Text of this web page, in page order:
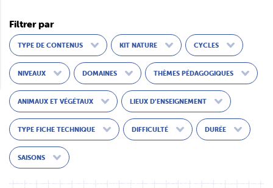
Filtrer par
TYPE DE CONTENUS KIT NATURE CYCLES
NIVEAUX DOMAINES THÈMES PÉDAGOGIQUES
ANIMAUX ET VÉGÉTAUX LIEUX D’ENSEIGNEMENT
TYPE FICHE TECHNIQUE DIFFICULTÉ DURÉE
SAISONS